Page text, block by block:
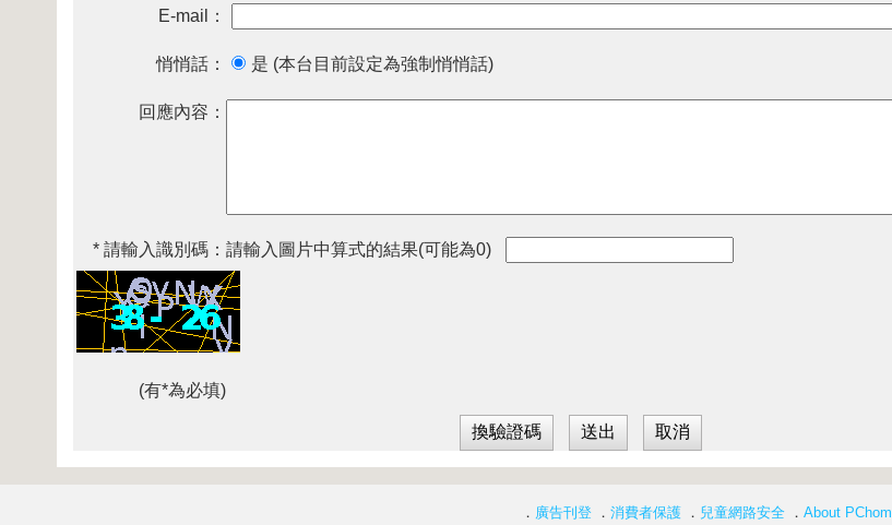
E-mail：
悄悄話： 是 (本台目前設定為強制悄悄話)
回應內容：
* 請輸入識別碼： 請輸入圖片中算式的結果(可能為0)
(有*為必填)
． 廣告刊登 ． 消費者保護 ． 兒童網路安全 ． About